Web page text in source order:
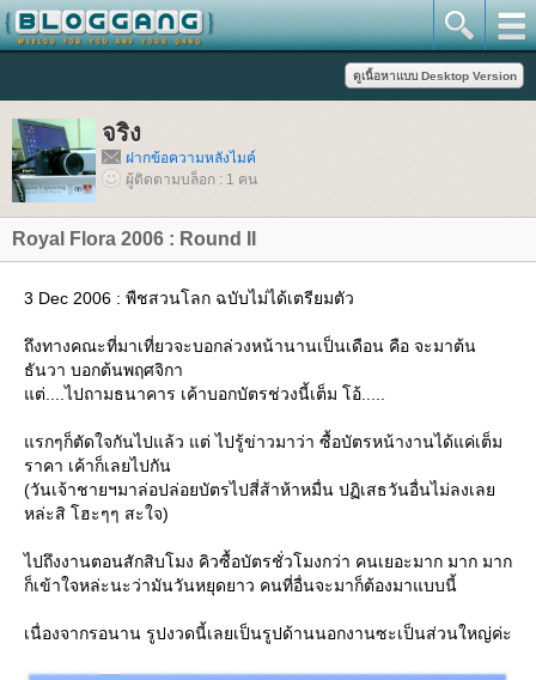
จริง
ฝากข้อความหลังไมค์
ผู้ติดตามบล็อก : 1 คน
Royal Flora 2006 : Round II
3 Dec 2006 : พืชสวนโลก ฉบับไม่ได้เตรียมตัว
ถึงทางคณะที่มาเที่ยวจะบอกล่วงหน้านานเป็นเดือน คือ จะมาต้น
ธันวา บอกต้นพฤศจิกา
ต่....ไปถามธนาคาร เค้าบอกบัตรช่วงนี้เต็ม โอ้.....
รกๆก็ตัดใจกันไปแล้ว แต่ ไปรู้ข่าวมาว่า ซื้อบัตรหน้างานได้แค่เต็ม
ราคา เค้าก็เลยไปกัน
(วันเจ้าชายฯมาล่อปล่อยบัตรไปสี่ส้าห้าหมื่น ปฏิเสธวันอื่นไม่ลงเล
หล่ะสิ โฮะๆๆ สะใจ)
ไปถึงงานตอนสักสิบโมง คิวซื้อบัตรชั่วโมงกว่า คนเยอะมาก มาก มาก
ก็เข้าใจหล่ะนะว่ามันวันหยุดยาว คนที่อื่นจะมาก็ต้องมาแบบนี้
เนื่องจากรอนาน รูปงวดนี้เลยเป็นรูปด้านนอกงานซะเป็นส่วนใหญ่ค่ะ